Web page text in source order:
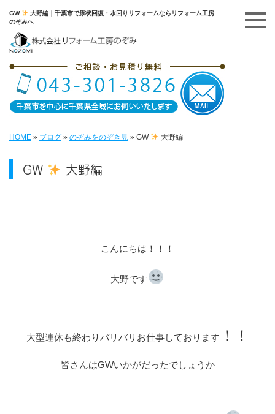
GW
大野編｜千葉市で原状回復・水回りリフォームならリフォーム工房
のぞみへ
HOME » ブログ » のぞみをのぞき見 » GW 大野編
GW 大野編
こんにちは！！！
大野です
大型連休も終わりバリバリお仕事しております ！！
皆さんはGWいかがだったでしょうか